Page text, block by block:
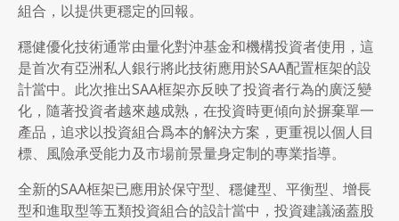
組合，以提供更穩定的回報。
穩健優化技術通常由量化對沖基金和機構投資者使用，這
是首次有亞洲私人銀行將此技術應用於SAA配置框架的設
計當中。此次推出SAA框架亦反映了投資者行為的廣泛變
化，隨著投資者越來越成熟，在投資時更傾向於摒棄單一
產品，追求以投資組合爲本的解決方案，更重視以個人目
標、風險承受能力及市場前景量身定制的專業指導。
全新的SAA框架已應用於保守型、穩健型、平衡型、增長
型和進取型等五類投資組合的設計當中，投資建議涵蓋股